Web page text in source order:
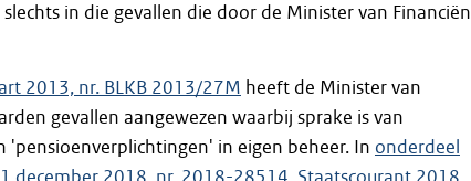
in die gevallen die door de Minister van Financiën
2013, nr. BLKB 2013/27M heeft de Minister van
gevallen aangewezen waarbij sprake is van
'pensioenverplichtingen' in eigen beheer. In onderdeel